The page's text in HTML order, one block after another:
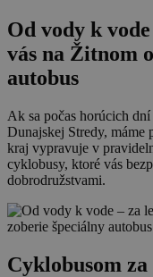
Od vody k
vás na Žitnom
autobus
Ak sa počas horúcich
Dunajskej Stredy, máme
kraj vypravuje v
cyklobusy, ktoré vás
dobrodružstvami.
Cyklobusom